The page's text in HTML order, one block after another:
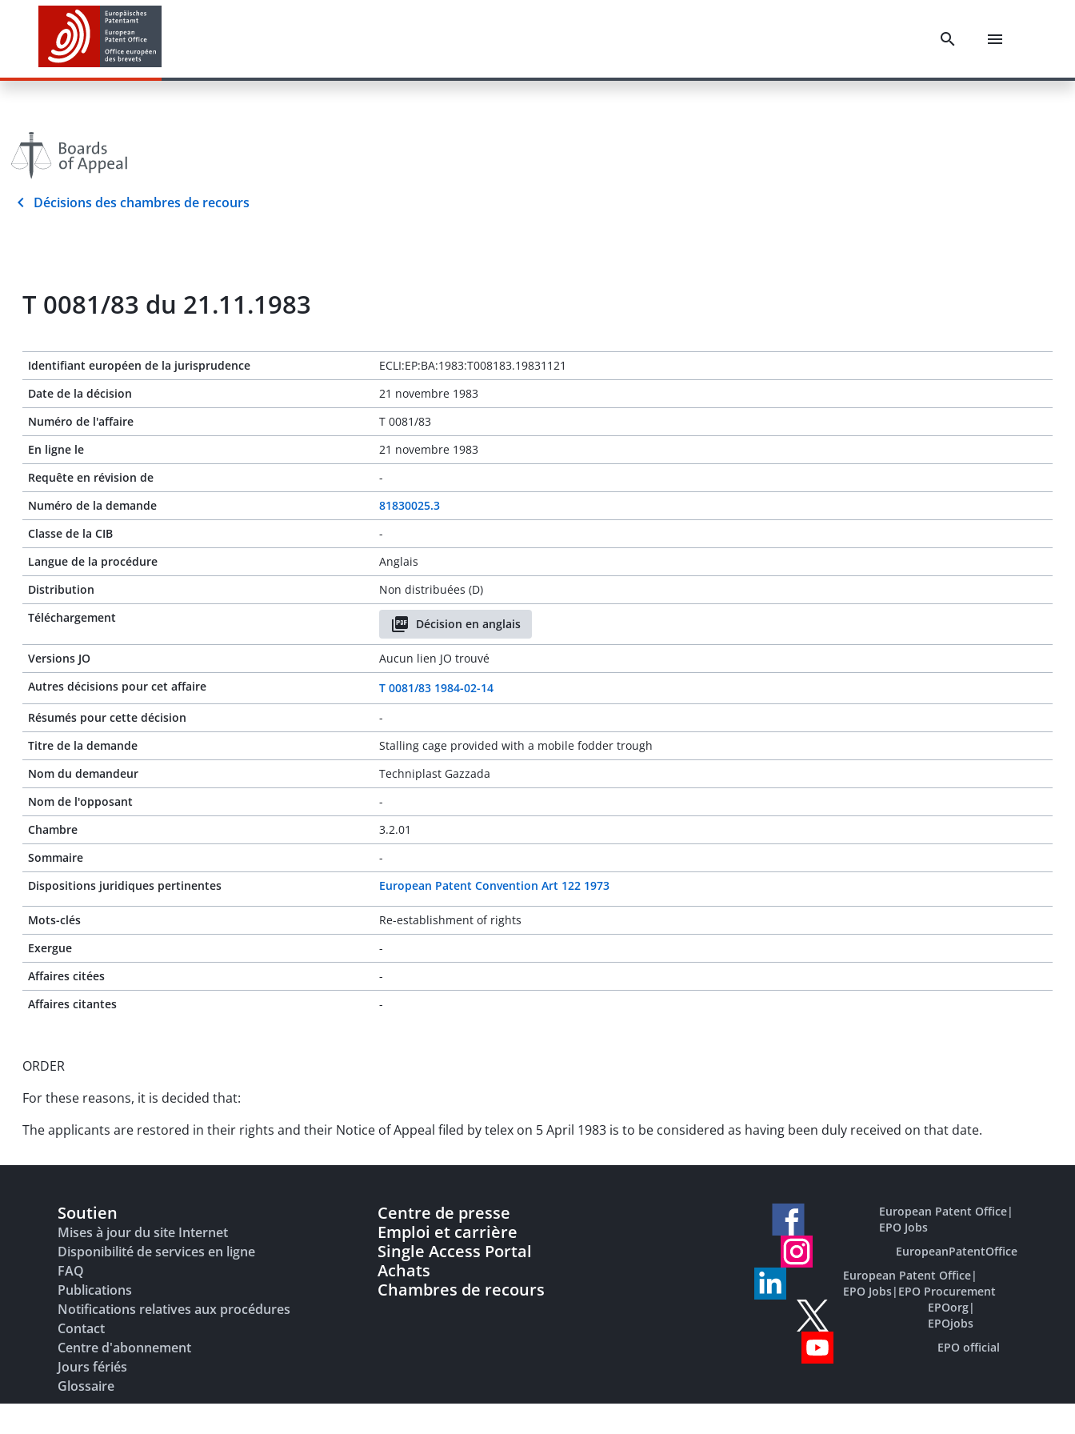
Décisions des chambres de recours
T 0081/83 du 21.11.1983
Identifiant européen de la jurisprudence
ECLI:EP:BA:1983:T008183.19831121
Date de la décision
21 novembre 1983
Numéro de l'affaire
T 0081/83
En ligne le
21 novembre 1983
Requête en révision de
-
Numéro de la demande
81830025.3
Classe de la CIB
-
Langue de la procédure
Anglais
Distribution
Non distribuées (D)
Téléchargement
Décision en anglais
Versions JO
Aucun lien JO trouvé
Autres décisions pour cet affaire
T 0081/83 1984-02-14
Résumés pour cette décision
-
Titre de la demande
Stalling cage provided with a mobile fodder trough
Nom du demandeur
Techniplast Gazzada
Nom de l'opposant
-
Chambre
3.2.01
Sommaire
-
Dispositions juridiques pertinentes
European Patent Convention Art 122 1973
Mots-clés
Re-establishment of rights
Exergue
-
Affaires citées
-
Affaires citantes
-
ORDER
For these reasons, it is decided that:
The applicants are restored in their rights and their Notice of Appeal filed by telex on 5 April 1983 is to be considered as having been duly received on that date.
Soutien
Mises à jour du site Internet
Disponibilité de services en ligne
FAQ
Publications
Notifications relatives aux procédures
Contact
Centre d'abonnement
Jours fériés
Glossaire
Centre de presse
Emploi et carrière
Single Access Portal
Achats
Chambres de recours
European Patent Office|
EPO Jobs
EuropeanPatentOffice
European Patent Office|
EPO Jobs| EPO Procurement
EPOorg|
EPOjobs
EPO official